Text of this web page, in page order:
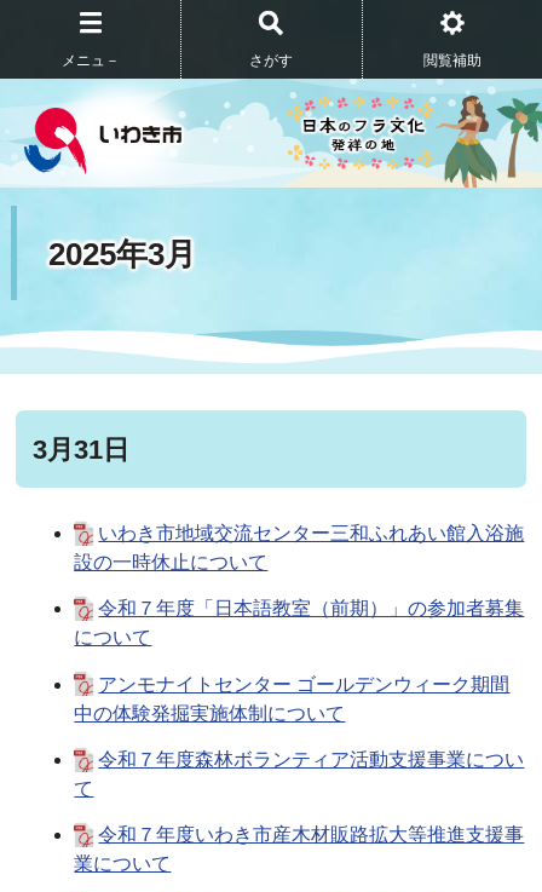
メニュ－ さがす 閲覧補助
2025年3月
3月31日
いわき市地域交流センター三和ふれあい館入浴施
設の一時休止について
令和７年度「日本語教室（前期）」の参加者募集
について
アンモナイトセンター ゴールデンウィーク期間
中の体験発掘実施体制について
令和７年度森林ボランティア活動支援事業につい
て
令和７年度いわき市産木材販路拡大等推進支援事
業について